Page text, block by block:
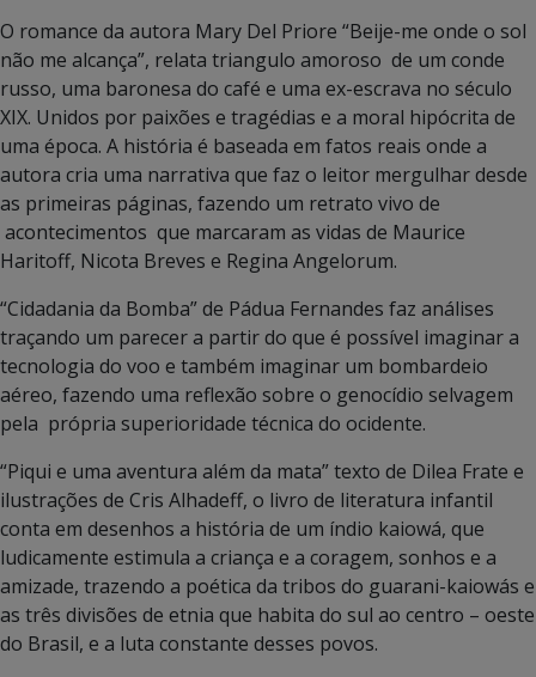
O romance da autora Mary Del Priore “Beije-me onde o sol
não me alcança”, relata triangulo amoroso de um conde
russo, uma baronesa do café e uma ex-escrava no século
XIX. Unidos por paixões e tragédias e a moral hipócrita de
uma época. A história é baseada em fatos reais onde a
autora cria uma narrativa que faz o leitor mergulhar desde
as primeiras páginas, fazendo um retrato vivo de
acontecimentos que marcaram as vidas de Maurice
Haritoff, Nicota Breves e Regina Angelorum.
“Cidadania da Bomba” de Pádua Fernandes faz análises
traçando um parecer a partir do que é possível imaginar a
tecnologia do voo e também imaginar um bombardeio
aéreo, fazendo uma reflexão sobre o genocídio selvagem
pela própria superioridade técnica do ocidente.
“Piqui e uma aventura além da mata” texto de Dilea Frate e
ilustrações de Cris Alhadeff, o livro de literatura infantil
conta em desenhos a história de um índio kaiowá, que
ludicamente estimula a criança e a coragem, sonhos e a
amizade, trazendo a poética da tribos do guarani-kaiowás e
as três divisões de etnia que habita do sul ao centro – oeste
do Brasil, e a luta constante desses povos.